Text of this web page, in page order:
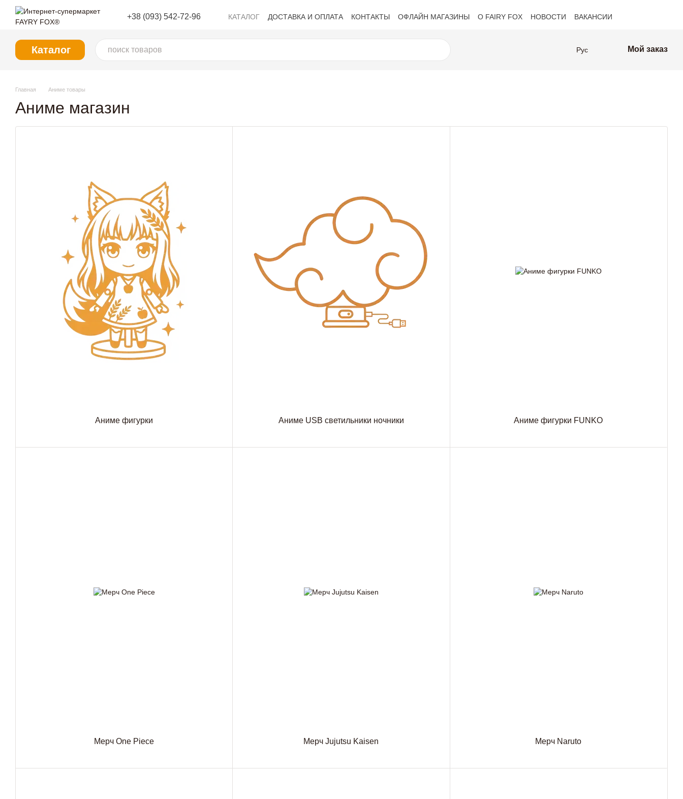
Перейти к основному контенту
+38 (093) 542-72-96 КАТАЛОГ ДОСТАВКА И ОПЛАТА КОНТАКТЫ ОФЛАЙН МАГАЗИНЫ О FAIRY FOX НОВОСТИ
ВАКАНСИИ
Каталог Рус Мой заказ
Главная Аниме товары
Аниме магазин
Аниме фигурки Аниме USB светильники ночники Аниме фигурки FUNKO
Мерч One Piece Мерч Jujutsu Kaisen Мерч Naruto